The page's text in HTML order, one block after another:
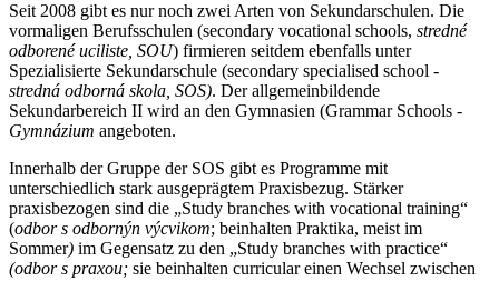
Seit 2008 gibt es nur noch zwei Arten von Sekundarschulen. Die
vormaligen Berufsschulen (secondary vocational schools, stredné
odborené uciliste, SOU) firmieren seitdem ebenfalls unter
Spezialisierte Sekundarschule (secondary specialised school -
stredná odborná skola, SOS). Der allgemeinbildende
Sekundarbereich II wird an den Gymnasien (Grammar Schools -
Gymnázium angeboten.
Innerhalb der Gruppe der SOS gibt es Programme mit
unterschiedlich stark ausgeprägtem Praxisbezug. Stärker
praxisbezogen sind die „Study branches with vocational training“
(odbor s odbornýn výcvikom; beinhalten Praktika, meist im
Sommer) im Gegensatz zu den „Study branches with practice“
(odbor s praxou; sie beinhalten curricular einen Wechsel zwischen